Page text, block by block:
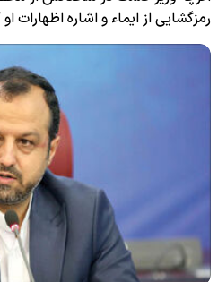
رمزگشایی از ایماء و اشاره